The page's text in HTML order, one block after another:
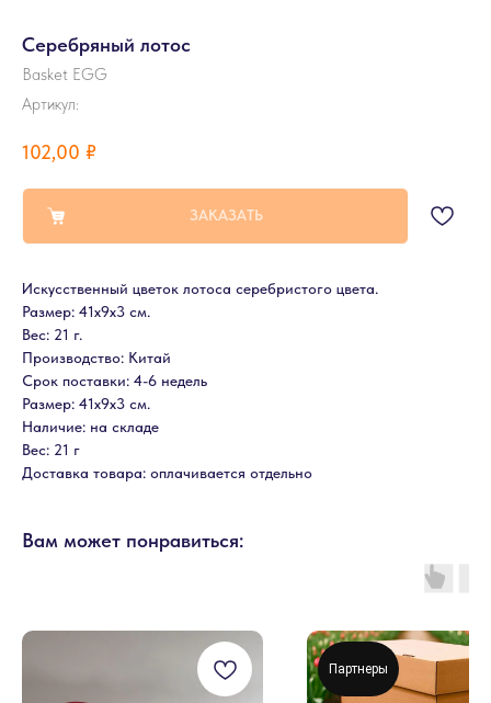
Серебряный лотос
Basket EGG
Артикул:
102,00 ₽
ЗАКАЗАТЬ
Искусственный цветок лотоса серебристого цвета.
Размер: 41х9х3 см.
Вес: 21 г.
Производство: Китай
Срок поставки: 4-6 недель
Размер: 41х9х3 см.
Наличие: на складе
Вес: 21 г
Доставка товара: оплачивается отдельно
Вам может понравиться:
Партнеры